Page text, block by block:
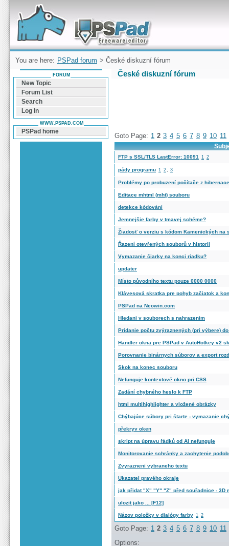
Forum can help you solve problems and quickly
find a solution with PSPad for Microsoft
Windows
You are here: PSPad forum > České diskuzní fórum
České diskuzní fórum
Goto Page: 1 2 3 4 5 6 7 8 9 10 11
FTP s SSL/TLS LastError: 10091 1 2
pády programu 1 2, 3
Problémy po probuzení počítače z hibernace
Editace mhtml (mht) souboru
detekce kódování
Jemnejšie farby v tmavej schéme?
Žiadosť o verziu s kódom Kamenických na
Řazení otevřených souborů v historii
Vymazanie čiarky na konci riadku?
updater
Místo původního textu pouze 0000 0000
Klávesová skratka pre pohyb začiatok a
PSPad na Neowin.com
Hledani v souborech s nahrazenim
Pridanie počtu zvýraznených (pri výbere)
Handler okna pre PSPad v AutoHotkey v2
Porovnanie binárnych súborov a export
Skok na konec souboru
Nefunguje kontextové okno pri CSS
Zadání chybného heslo k FTP
html multihighlighter a vložené obrázky
Chýbajúce súbory pri štarte - vymazanie
překryv oken
skript na úpravu řádků od AI nefunguje
Monitorovanie schránky a zachytenie
Zvyrazneni vybraneho textu
Ukazatel pravého okraje
jak přidat "X" "Y" "Z" před souřadnice - 3D
ulozit jako ... [F12]
Názov položky v dialógy farby 1 2
Goto Page: 1 2 3 4 5 6 7 8 9 10 11
Options:
FORUM
New Topic
Forum List
Search
Log In
WWW.PSPAD.COM
PSPad home